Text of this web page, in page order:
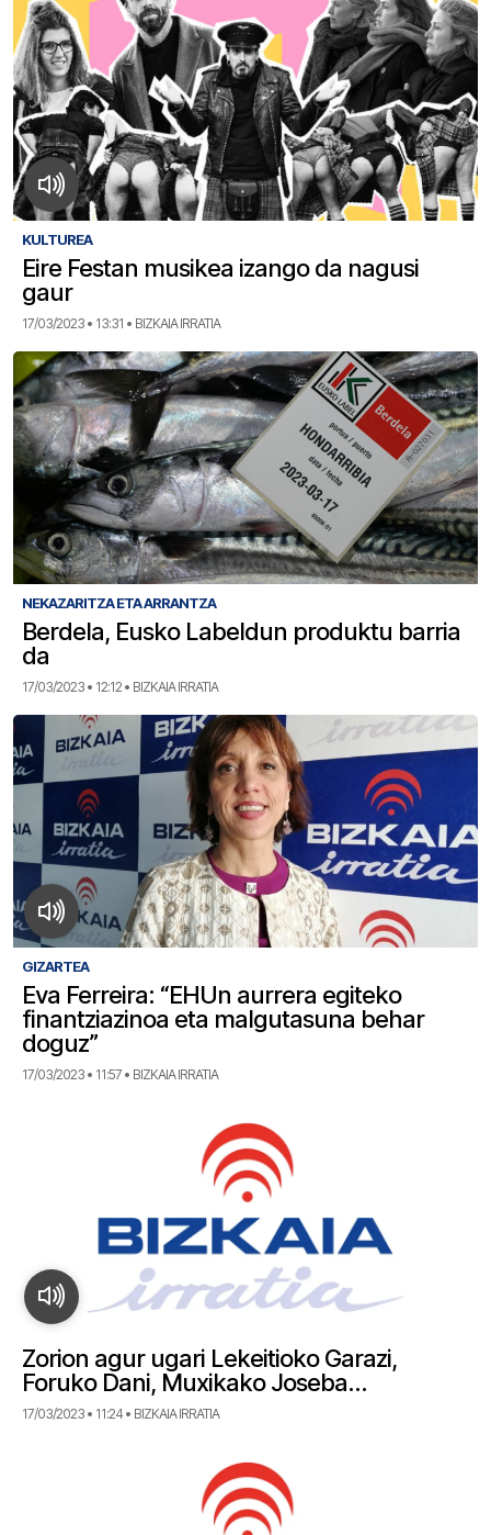
KULTUREA
Eire Festan musikea izango da nagusi
gaur
17/03/2023 • 13:31 • BIZKAIA IRRATIA
NEKAZARITZA ETA ARRANTZA
Berdela, Eusko Labeldun produktu barria
da
17/03/2023 • 12:12 • BIZKAIA IRRATIA
GIZARTEA
Eva Ferreira: “EHUn aurrera egiteko
finantziazinoa eta malgutasuna behar
doguz”
17/03/2023 • 11:57 • BIZKAIA IRRATIA
Zorion agur ugari Lekeitioko Garazi,
Foruko Dani, Muxikako Joseba…
17/03/2023 • 11:24 • BIZKAIA IRRATIA